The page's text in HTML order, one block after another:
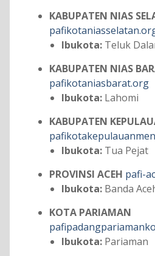
KABUPATEN NIAS
Ibukota:Teluk
KABUPATEN NIAS
pafikotaniasbarat.org
Ibukota:Lahomi
KABUPATEN
Ibukota:Tua Pejat
PROVINSI ACEH pafi-
Ibukota:Banda
KOTA PARIAMAN
Ibukota:Pariaman